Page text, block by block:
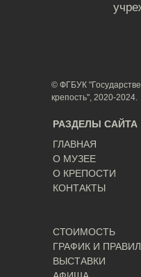
ГЛАВНАЯ
СТОИМОСТЬ
О МУЗЕЕ
О КРЕПОСТИ
КОНТАКТЫ
ГРАФИК И
ВЫСТАВКИ
РАЗДЕЛЫ САЙТА
© ФГБУК
крепость", 2020-2024.